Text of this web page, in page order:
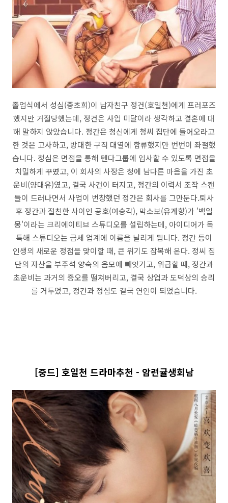
졸업식에서 성심(종초희)이 남자친구 정건(호일천)에게 프러포즈
했지만 거절당했는데, 정건은 사업 미달이라 생각하고 결혼에 대
해 말하지 않았습니다. 정간은 청신에게 청씨 집단에 들어오라고
한 것은 고사하고, 방대한 구직 대열에 합류했지만 번번이 좌절했
습니다. 청심은 면접을 통해 텐다그룹에 입사할 수 있도록 면접을
치밀하게 꾸몄고, 이 회사의 사장은 청에 남다른 마음을 가진 초
운비(양대유)였고, 결국 사건이 터지고, 정간의 이력서 조작 스캔
들이 드러나면서 사업이 번창했던 정간은 회사를 그만둔다.퇴사
후 정간과 절친한 사이인 공호(여승각), 막소보(유계항)가 '백일
몽'이라는 크리에이티브 스튜디오를 설립하는데, 아이디어가 독
특해 스튜디오는 금세 업계에 이름을 날리게 됩니다. 정간 등이
인생의 새로운 정점을 맞이할 때, 큰 위기도 잠복해 온다. 정씨 집
단의 자산을 부주석 양숙의 음모에 빼앗기고, 위급할 때, 정간과
초운비는 과거의 증오를 떨쳐버리고, 결국 상업과 도덕상의 승리
를 거두었고, 정간과 정심도 결국 연인이 되었습니다.
[중드] 호일천 드라마추천 - 암련귤생회남